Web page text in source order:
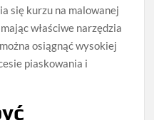
się kurzu na malowanej
właściwe narzędzia
osiągnąć wysokiej
piaskowania i